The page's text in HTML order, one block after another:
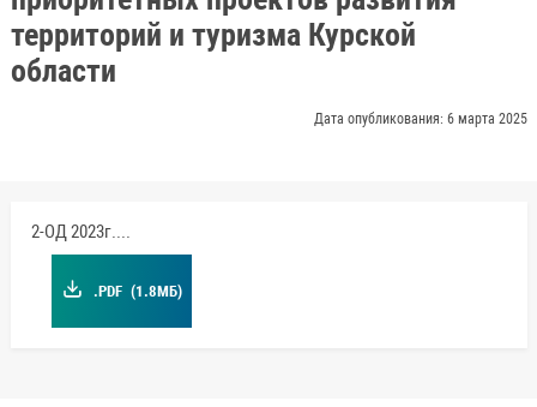
территорий и туризма Курской
области
Дата опубликования: 6 марта 2025
.PDF (1.8МБ)